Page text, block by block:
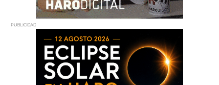
PUBLICIDAD